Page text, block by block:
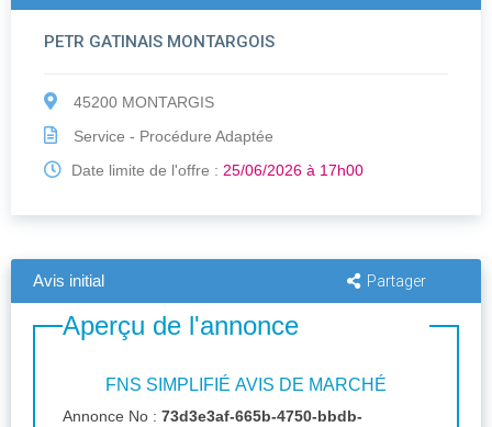
PETR GATINAIS MONTARGOIS
45200 MONTARGIS
Service - Procédure Adaptée
Date limite de l'offre : 25/06/2026 à 17h00
Avis initial Partager
Aperçu de l'annonce
FNS SIMPLIFIÉ AVIS DE MARCHÉ
Annonce No : 73d3e3af-665b-4750-bbdb-